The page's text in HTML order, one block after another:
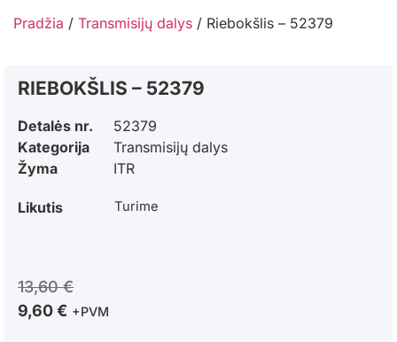
Pradžia / Transmisijų dalys / Riebokšlis – 52379
RIEBOKŠLIS – 52379
Detalės nr.
52379
Kategorija
Transmisijų dalys
Žyma
ITR
Likutis Turime
13,60€
9,60€ +PVM